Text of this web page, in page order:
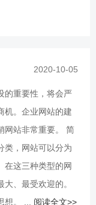
2020-10-05
的重要性，将会严
机。企业网站的建
网站非常重要。 简
类，网站可以分为
在这三种类型的网
、最受欢迎的。
想。 ... 阅读全文>>